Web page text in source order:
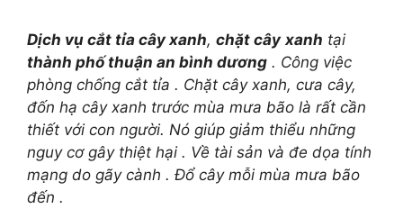
Dịch vụ cắt tỉa cây xanh, chặt cây xanh tại
thành phố thuận an bình dương . Công việc
phòng chống cắt tỉa . Chặt cây xanh, cưa cây,
đốn hạ cây xanh trước mùa mưa bão là rất cần
thiết với con người. Nó giúp giảm thiểu những
nguy cơ gây thiệt hại . Về tài sản và đe dọa tính
mạng do gãy cành . Đổ cây mỗi mùa mưa bão
đến .